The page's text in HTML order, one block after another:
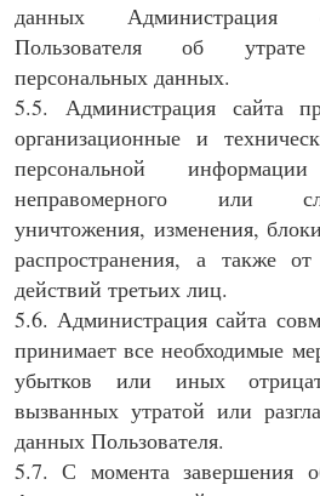
данных Администрация
Пользователя об
персональных данных.
5.5. Администрация сайта
организационные и
персональной
неправомерного или
уничтожения, изменения,
распространения, а также
действий третьих лиц.
5.6. Администрация сайта
принимает все необходимые
убытков или иных
вызванных утратой или
данных Пользователя.
5.7. С момента завершения